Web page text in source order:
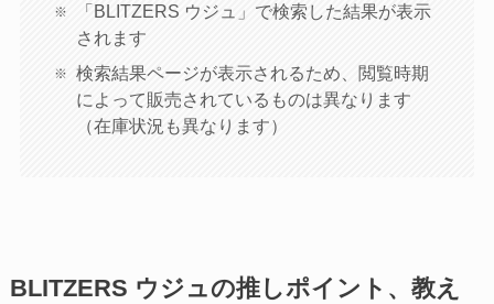
「BLITZERS ウジュ」で検索した結果が表示
されます
検索結果ページが表示されるため、閲覧時期
によって販売されているものは異なります
（在庫状況も異なります）
BLITZERS ウジュの推しポイント、教え